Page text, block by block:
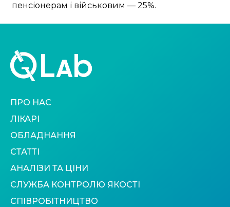
пенсіонерам і військовим — 25%.
ПРО НАС
ЛІКАРІ
ОБЛАДНАННЯ
СТАТТІ
АНАЛІЗИ ТА ЦІНИ
СЛУЖБА КОНТРОЛЮ ЯКОСТІ
СПІВРОБІТНИЦТВО